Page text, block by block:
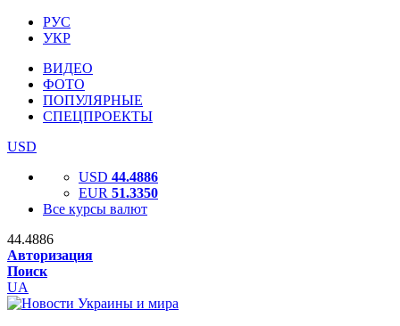
РУС
УКР
ВИДЕО
ФОТО
ПОПУЛЯРНЫЕ
СПЕЦПРОЕКТЫ
USD
USD 44.4886
EUR 51.3350
Все курсы валют
44.4886
Авторизация
Поиск
UA